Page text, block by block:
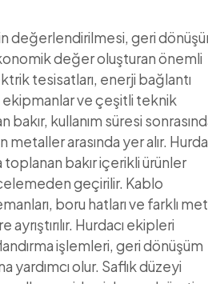
değerlendirilmesi, geri
değer oluşturan önemli
tesisatları, enerji bağlantı
ve çeşitli teknik
bakır, kullanım süresi
arasında yer alır.
bakır içerikli ürünler
geçirilir. Kablo
boru hatları ve farklı
Hurdacı ekipleri
işlemleri, geri dönüşüm
yardımcı olur. Saflık düzeyi